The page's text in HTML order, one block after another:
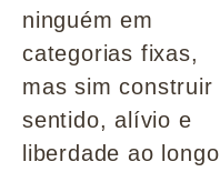
ninguém em
categorias fixas,
mas sim construir
sentido, alívio e
liberdade ao longo